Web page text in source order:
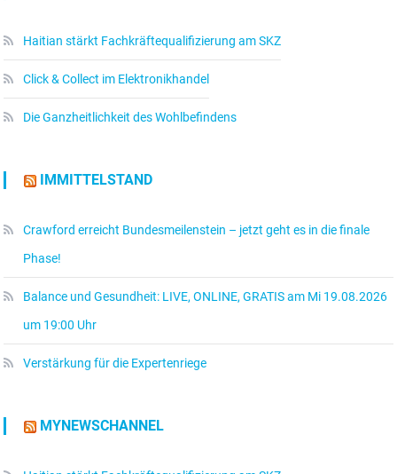
Haitian stärkt Fachkräftequalifizierung am SKZ
Click & Collect im Elektronikhandel
Die Ganzheitlichkeit des Wohlbefindens
IMMITTELSTAND
Crawford erreicht Bundesmeilenstein – jetzt geht es in die finale
Phase!
Balance und Gesundheit: LIVE, ONLINE, GRATIS am Mi 19.08.2026
um 19:00 Uhr
Verstärkung für die Expertenriege
MYNEWSCHANNEL